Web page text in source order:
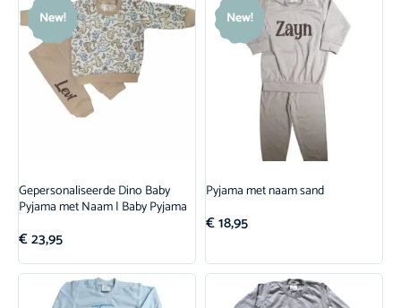
New!
Gepersonaliseerde Dino Baby
Pyjama met Naam | Baby Pyjama
€23,95
New!
Pyjama met naam sand
€18,95